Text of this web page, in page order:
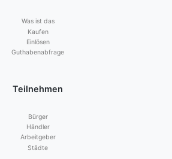
Was ist das
Kaufen
Einlösen
Guthabenabfrage
Teilnehmen
Bürger
Händler
Arbeitgeber
Städte